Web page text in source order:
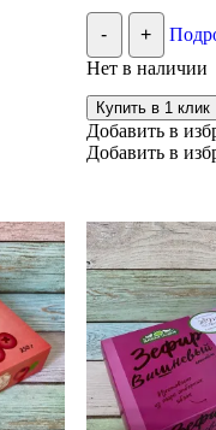
- +
Нет в наличии
Купить в 1 клик
Добавить в
Добавить в